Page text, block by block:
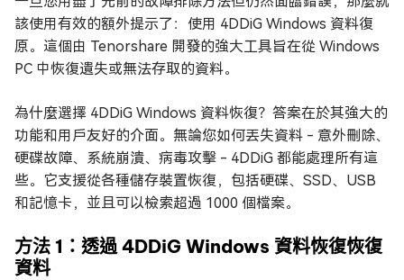
該使用有效的額外提示了：使用 4DDiG Windows 資料復
原。這個由 Tenorshare 開發的強大工具旨在從 Windows
PC 中恢復遺失或無法存取的資料。
為什麼選擇 4DDiG Windows 資料恢復？答案在於其強大的
功能和用戶友好的介面。無論您如何丟失資料 - 意外刪除、
硬碟故障、系統崩潰、病毒攻擊 - 4DDiG 都能處理所有這
些。它支援從各種儲存裝置恢復，包括硬碟、SSD、USB
和記憶卡，並且可以檢索超過 1000 個檔案。
方法 1：透過 4DDiG Windows 資料恢復恢復
資料